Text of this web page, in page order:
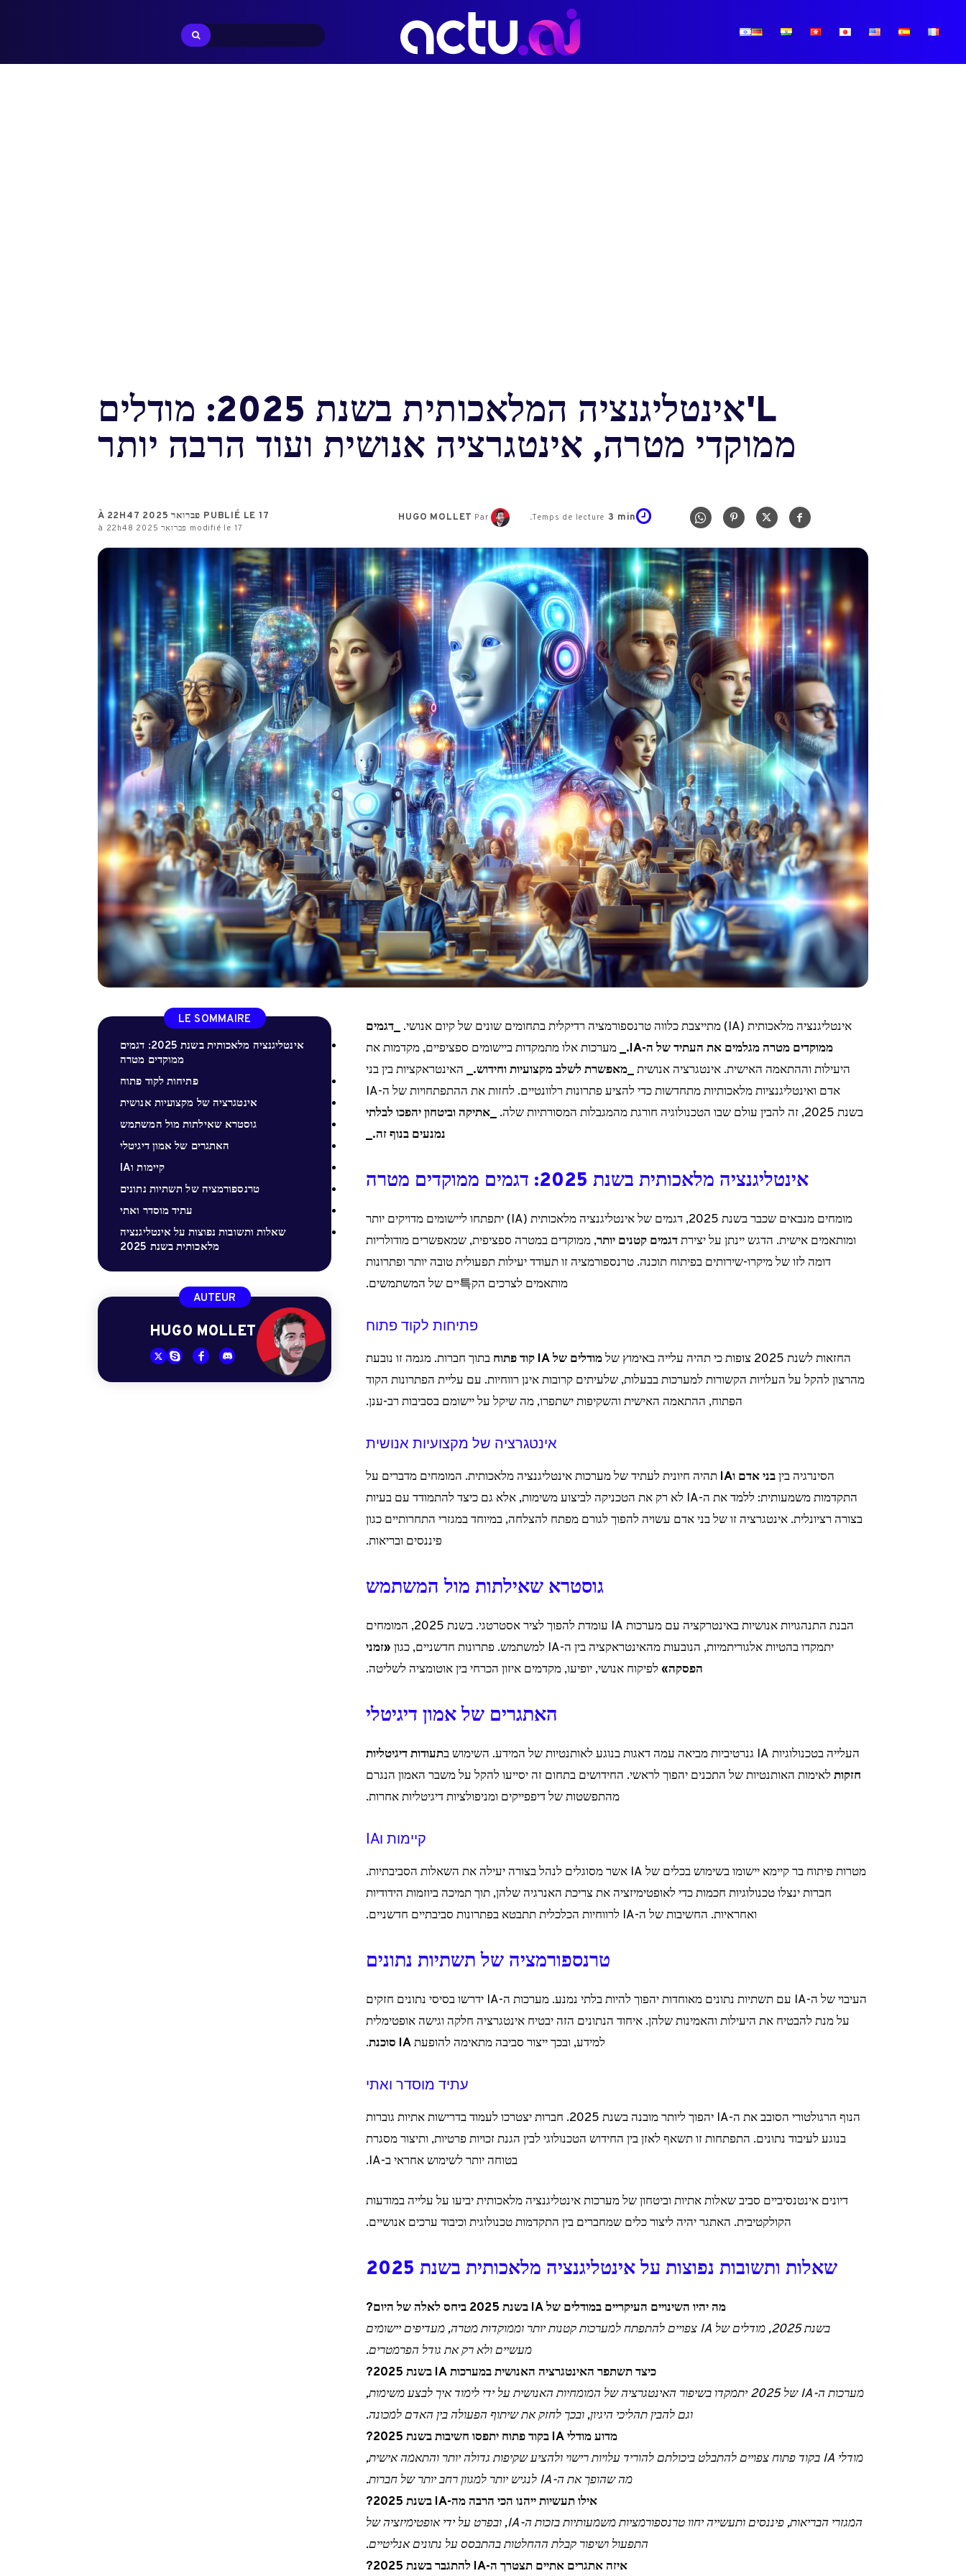
L'אינטליגנציה המלאכותית בשנת 2025: מודלים
ממוקדי מטרה, אינטגרציה אנושית ועוד הרבה יותר
PUBLIÉ LE 17 פברואר 2025 À 22H47
modifié le 17 פברואר 2025 à 22h48
Par
HUGO MOLLET Temps de lecture 3 min.
LE SOMMAIRE
אינטליגנציה מלאכותית בשנת 2025: דגמים
ממוקדים מטרה
פתיחות לקוד פתוח
אינטגרציה של מקצועיות אנושית
גוסטרא שאילתות מול המשתמש
האתגרים של אמון דיגיטלי
קיימות וIA
טרנספורמציה של תשתיות נתונים
עתיד מוסדר ואתי
שאלות ותשובות נפוצות על אינטליגנציה
מלאכותית בשנת 2025
AUTEUR
HUGO MOLLET
אינטליגנציה מלאכותית (IA) מתייצבת כלווה טרנספורמציה רדיקלית בתחומים שונים של קיום אנושי.
_דגמים
ממוקדים מטרה מגלמים את העתיד של ה-IA._
מערכות אלו מתמקדות ביישומים ספציפיים, מקדמות את
היעילות וההתאמה האישית. אינטגרציה אנושית_מאפשרת לשלב מקצועיות וחידוש._האינטראקציות בין בני
אדם ואינטליגנציות מלאכותיות מתחדשות כדי להציע פתרונות רלוונטיים. לחזות את ההתפתחויות של ה-IA
בשנת 2025, זה להבין עולם שבו הטכנולוגיה חורגת מהמגבלות המסורתיות שלה.
_אתיקה וביטחון יהפכו לבלתי
נמנעים בנוף זה._
אינטליגנציה מלאכותית בשנת 2025: דגמים ממוקדים מטרה
מומחים מנבאים שכבר בשנת 2025, דגמים של אינטליגנציה מלאכותית (IA) יתפתחו ליישומים מדויקים יותר
ומותאמים אישית. הדגש יינתן על יצירתדגמים קטנים יותר, ממוקדים במטרה ספציפית, שמאפשרים מודולריות
דומה לזו של מיקרו-שירותים בפיתוח תוכנה. טרנספורמציה זו תעודד יעילות תפעולית טובה יותר ופתרונות
מותאמים לצרכים הק특יים של המשתמשים.
פתיחות לקוד פתוח
החזאות לשנת 2025 צופות כי תהיה עלייה באימוץ של מודלים של IA קוד פתוח
בתוך חברות. מגמה זו נובעת
מהרצון להקל על העלויות הקשורות למערכות בבעלות, שלעיתים קרובות אינן רווחיות. עם עליית הפתרונות הקוד
הפתוח, ההתאמה האישית והשקיפות ישתפרו, מה שיקל על יישומם בסביבות רב-ענן.
אינטגרציה של מקצועיות אנושית
הסינרגיה ביןבני אדם וIA
תהיה חיונית לעתיד של מערכות אינטליגנציה מלאכותית. המומחים מדברים על
התקדמות משמעותית: ללמד את ה-IA לא רק את הטכניקה לביצוע משימות, אלא גם כיצד להתמודד עם בעיות
בצורה רציונלית. אינטגרציה זו של בני אדם עשויה להפוך לגורם מפתח להצלחה, במיוחד במגזרי התחרותיים כגון
פיננסים ובריאות.
גוסטרא שאילתות מול המשתמש
הבנת התנהגויות אנושיות באינטרקציה עם מערכות IA עומדת להפוך לציר אסטרטגי. בשנת 2025, המומחים
יתמקדו בהטיות אלגוריתמיות, הנובעות מהאינטראקציה בין ה-IA למשתמש. פתרונות חדשניים, כגון
«זמני
הפסקה»לפיקוח אנושי, יופיעו, מקדמים איזון הכרחי בין אוטומציה לשליטה.
האתגרים של אמון דיגיטלי
העלייה בטכנולוגיות IA גנרטיביות מביאה עמה דאגות בנוגע לאותנטיות של המידע. השימוש ב
תעודות דיגיטליות
חזקותלאימות האותנטיות של התכנים יהפוך לראשי. החידושים בתחום זה יסייעו להקל על משבר האמון הנגרם
מהתפשטות של דיפפייקים ומניפולציות דיגיטליות אחרות.
קיימות וIA
מטרות פיתוח בר קיימא יישומו בשימוש בכלים של IA אשר מסוגלים לנהל בצורה יעילה את השאלות הסביבתיות.
חברות ינצלו טכנולוגיות חכמות כדי לאופטימיזציה את צריכת האנרגיה שלהן, תוך תמיכה ביוזמות הידודיות
ואחראיות. החשיבות של ה-IA לרווחיות הכלכלית תתבטא בפתרונות סביבתיים חדשניים.
טרנספורמציה של תשתיות נתונים
העיבוי של ה-IA עם תשתיות נתונים מאוחדות יהפוך להיות בלתי נמנע. מערכות ה-IA ידרשו בסיסי נתונים חזקים
על מנת להבטיח את היעילות והאמינות שלהן. איחוד הנתונים הזה יבטיח אינטגרציה חלקה וגישה אופטימלית
למידע, ובכך ייצור סביבה מתאימה להופעתIA סוכנת .
עתיד מוסדר ואתי
הנוף הרגולטורי הסובב את ה-IA יהפוך ליותר מובנה בשנת 2025. חברות יצטרכו לעמוד בדרישות אתיות גוברות
בנוגע לעיבוד נתונים. התפתחות זו תשאף לאזן בין החידוש הטכנולוגי לבין הגנת זכויות פרטיות, ותיצור מסגרת
בטוחה יותר לשימוש אחראי ב-IA.
דיונים אינטנסיביים סביב שאלות אתיות וביטחון של מערכות אינטליגנציה מלאכותית יביעו על עלייה במודעות
הקולקטיבית. האתגר יהיה ליצור כלים שמחברים בין התקדמות טכנולוגית וכיבוד ערכים אנושיים.
שאלות ותשובות נפוצות על אינטליגנציה מלאכותית בשנת 2025
מה יהיו השינויים העיקריים במודלים של IA בשנת 2025 ביחס לאלה של היום?
בשנת 2025, מודלים של IA צפויים להתפתח למערכות קטנות יותר וממוקדות מטרה, מעדיפים יישומים
מעשיים ולא רק את גודל הפרמטרים.
כיצד תשתפר האינטגרציה האנושית במערכות IA בשנת 2025?
מערכות ה-IA של 2025 יתמקדו בשיפור האינטגרציה של המומחיות האנושית על ידי לימוד איך לבצע משימות,
וגם להבין תהליכי היגיון, ובכך לחזק את שיתוף הפעולה בין האדם למכונה.
מדוע מודלי IA בקוד פתוח יתפסו חשיבות בשנת 2025?
מודלי IA בקוד פתוח צפויים להתבלט ביכולתם להוריד עלויות רישוי ולהציע שקיפות גדולה יותר והתאמה אישית,
מה שהופך את ה-IA לנגיש יותר למגוון רחב יותר של חברות.
אילו תעשיות ייהנו הכי הרבה מה-IA בשנת 2025?
המגזרי הבריאות, פיננסים ותעשייה יחוו טרנספורמציות משמעותיות בזכות ה-IA, ובפרט על ידי אופטימיזציה של
התפעול ושיפור קבלת ההחלטות בהתבסס על נתונים אנליטיים.
איזה אתגרים אתיים תצטרך ה-IA להתגבר בשנת 2025?